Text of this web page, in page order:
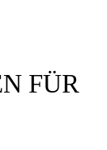
FÜR